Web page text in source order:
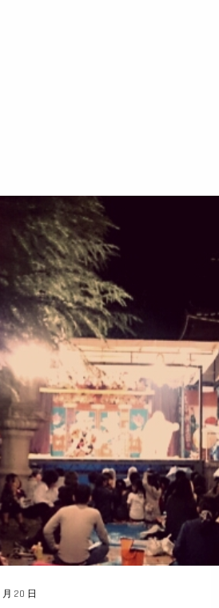
月 20 日